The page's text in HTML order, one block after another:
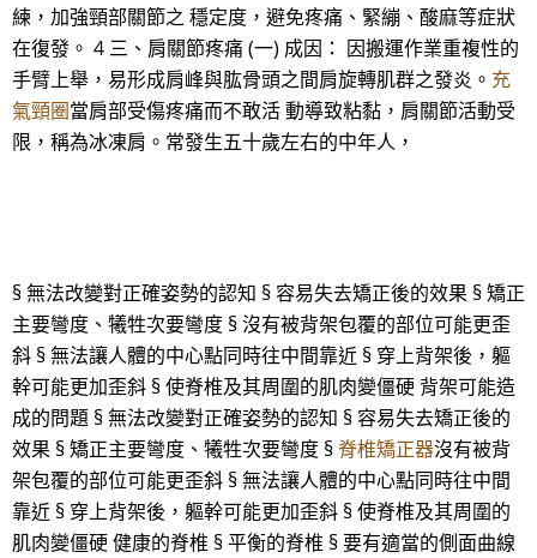
練，加強頸部關節之 穩定度，避免疼痛、緊繃、酸麻等症狀
在復發。 4 三、肩關節疼痛 (一) 成因： 因搬運作業重複性的
手臂上舉，易形成肩峰與肱骨頭之間肩旋轉肌群之發炎。 充
氣頸圈當肩部受傷疼痛而不敢活 動導致粘黏，肩關節活動受
限，稱為冰凍肩。常發生五十歲左右的中年人，
§ 無法改變對正確姿勢的認知 § 容易失去矯正後的效果 § 矯正
主要彎度、犧牲次要彎度 § 沒有被背架包覆的部位可能更歪
斜 § 無法讓人體的中心點同時往中間靠近 § 穿上背架後，軀
幹可能更加歪斜 § 使脊椎及其周圍的肌肉變僵硬 背架可能造
成的問題 § 無法改變對正確姿勢的認知 § 容易失去矯正後的
效果 § 矯正主要彎度、犧牲次要彎度 §脊椎矯正器沒有被背
架包覆的部位可能更歪斜 § 無法讓人體的中心點同時往中間
靠近 § 穿上背架後，軀幹可能更加歪斜 § 使脊椎及其周圍的
肌肉變僵硬 健康的脊椎 § 平衡的脊椎 § 要有適當的側面曲線